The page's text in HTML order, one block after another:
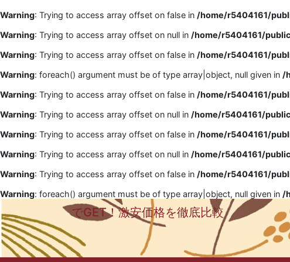
Warning: Trying to access array offset on false in /home/r5404161/
Warning: Trying to access array offset on null in /home/r5404161/
Warning: Trying to access array offset on false in /home/r5404161/
Warning: foreach() argument must be of type array|object, null given in /
Warning: Trying to access array offset on false in /home/r5404161/
Warning: Trying to access array offset on null in /home/r5404161/
Warning: Trying to access array offset on false in /home/r5404161/
Warning: Trying to access array offset on null in /home/r5404161/
Warning: Trying to access array offset on false in /home/r5404161/
Warning: foreach() argument must be of type array|object, null given in /
でGET！激安価格を徹底比較